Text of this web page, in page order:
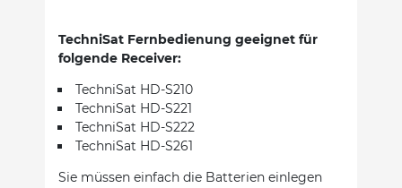
TechniSat Fernbedienung geeignet für
folgende Receiver:
TechniSat HD-S210
TechniSat HD-S221
TechniSat HD-S222
TechniSat HD-S261
Sie müssen einfach die Batterien einlegen